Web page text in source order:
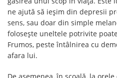
ne ajută să ieșim din depresii
sens, sau doar din simple
folosește uneltele potrivite
Frumos, peste întâlnirea cu
afara lui.